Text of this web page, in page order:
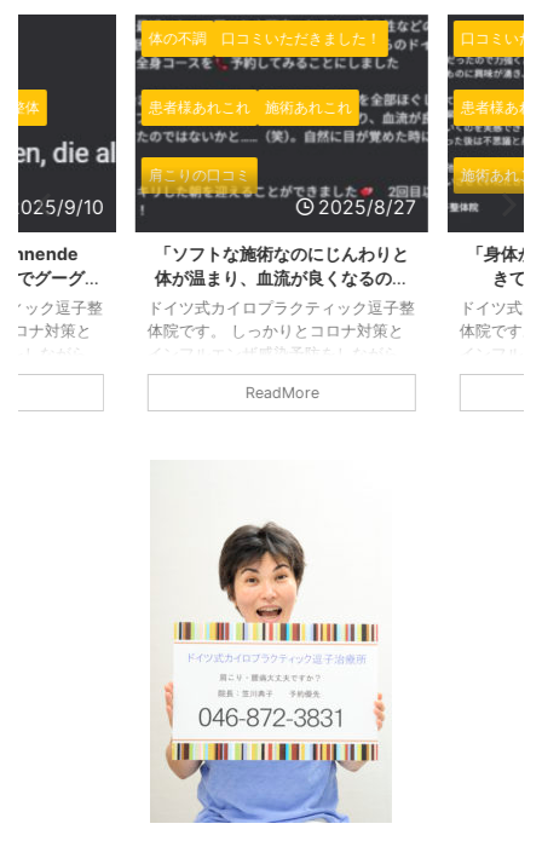
整体
9/10
グーグル
ました！
ック逗子整
ナ対策と
しながら、
お店です
体の不調 口コミいただきました！
患者様あれこれ 施術あれこれ
肩こりの口コミ
2025/8/27
「ソフトな施術なのにじんわりと
体が温まり、血流が良くなるのを
実感」とGOOGLEで施術の感想を
いただきました、ありがとうござ
いました！
ドイツ式カイロプラクティック逗子整
体院です。 しっかりとコロナ対策と
インフルエンザ感染予防をしながら、
営業しております。 小さなお店です
ので、継続的に換気をしています。
間隔を十分あけております。 消毒を
徹底しています。 そして：施術を受
ける方の検温。 施術の時のマスクの
着用：施術を受ける方にもお願いして
おります。 施術をする側も必ずマス
ReadMore
口コミいた
患者様あれこ
施術あれこれ
「身体が
きて
GOOGLE
ました！
ドイツ式カ
体院です。
インフルエ
営業してお